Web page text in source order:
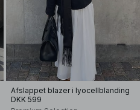
Afslappet blazer i lyocellblanding
DKK 599